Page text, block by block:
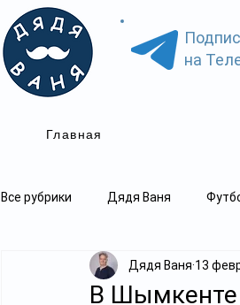
на
Главная
Все рубрики Дядя Ваня
В Шымкенте
Дядя Ваня 13